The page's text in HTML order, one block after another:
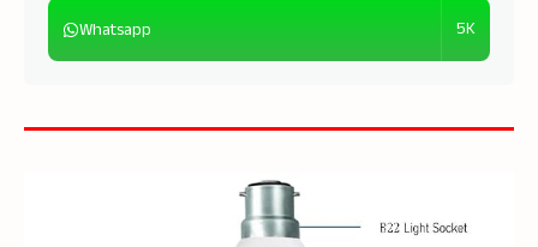
Whatsapp 5K